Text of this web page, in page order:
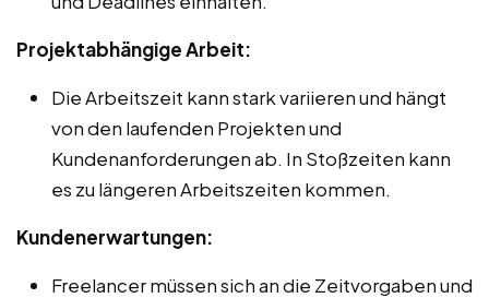
Projektabhängige Arbeit:
Die Arbeitszeit kann stark variieren und hängt
von den laufenden Projekten und
Kundenanforderungen ab. In Stoßzeiten kann
es zu längeren Arbeitszeiten kommen.
Kundenerwartungen:
Freelancer müssen sich an die Zeitvorgaben und